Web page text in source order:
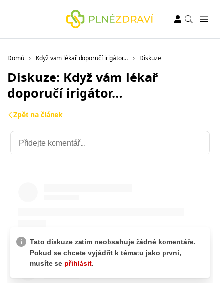
Domů Když vám lékař doporučí irigátor… Diskuze
Diskuze: Když vám lékař
doporučí irigátor…
Zpět na článek